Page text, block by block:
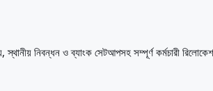
স্থানীয় নিবন্ধন ও ব্যাংক সেটআপসহ সম্পূর্ণ কর্মচারী